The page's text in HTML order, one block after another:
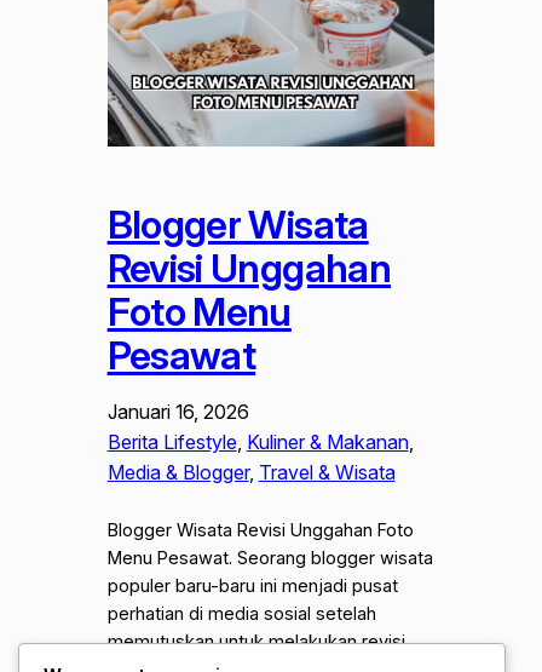
Blogger Wisata
Revisi Unggahan
Foto Menu
Pesawat
Januari 16, 2026
Berita Lifestyle, Kuliner & Makanan
Media & Blogger, Travel & Wisata
Blogger Wisata Revisi Unggahan Foto
Menu Pesawat. Seorang blogger wisata
populer baru-baru ini menjadi pusat
perhatian di media sosial setelah
memutuskan untuk melakukan revisi